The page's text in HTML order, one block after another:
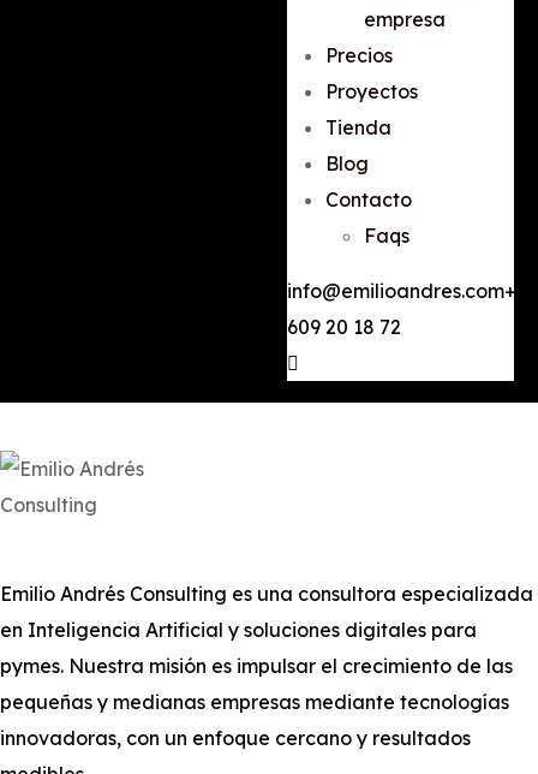
empresa
Precios
Proyectos
Tienda
Blog
Contacto
Faqs
info@emilioandres.com+34
609 20 18 72
Emilio Andrés Consulting es una consultora especializada
en Inteligencia Artificial y soluciones digitales para
pymes. Nuestra misión es impulsar el crecimiento de las
pequeñas y medianas empresas mediante tecnologías
innovadoras, con un enfoque cercano y resultados